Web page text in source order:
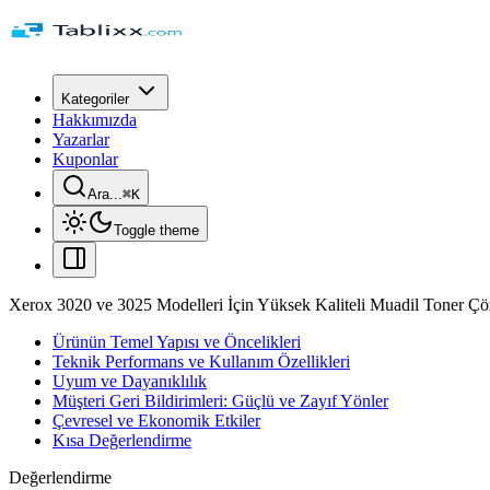
Kategoriler
Hakkımızda
Yazarlar
Kuponlar
Ara...⌘K
Toggle theme
Xerox 3020 ve 3025 Modelleri İçin Yüksek Kaliteli Muadil Toner
Ürünün Temel Yapısı ve Öncelikleri
Teknik Performans ve Kullanım Özellikleri
Uyum ve Dayanıklılık
Müşteri Geri Bildirimleri: Güçlü ve Zayıf Yönler
Çevresel ve Ekonomik Etkiler
Kısa Değerlendirme
Değerlendirme